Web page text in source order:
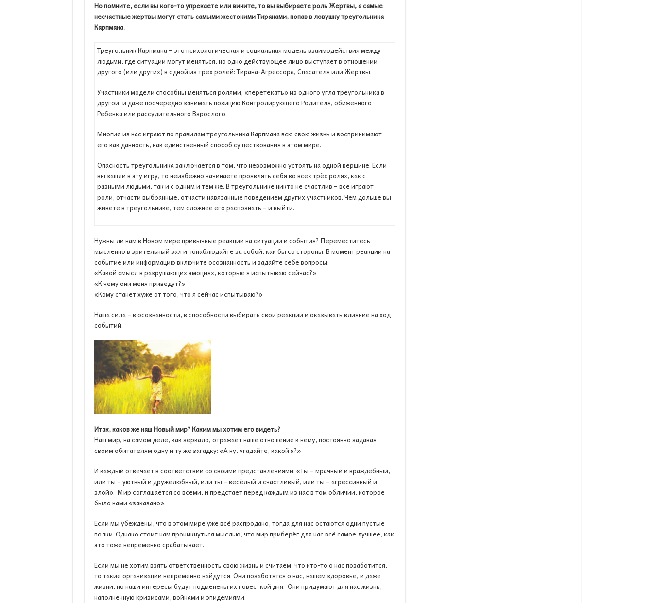
Но помните, если вы кого-то упрекаете или вините, то вы выбираете роль Жертвы, aсамые
несчастные жертвы могут стать самыми жестокими Тиранами, попав в ловушку треугольника
Карпмана.
Треугольник Карпмана – это психологическая и социальная модель взаимодействия между
людьми, где ситуации могут меняться, но одно действующее лицо выступает в отношении
другого (или других) в одной из трех ролей: Тирана-Агрессора, Спасателя или Жертвы.
Участники модели способны меняться ролями, «перетекать» из одного угла треугольника в
другой, и даже поочерёдно занимать позицию Контролирующего Родителя, обиженного
Ребенка или рассудительного Взрослого.
Многие из нас играют по правилам треугольника Карпмана всю свою жизнь и воспринимают
его как данность, как единственный способ существования в этом мире.
Опасность треугольника заключается в том, что невозможно устоять на одной вершине. Если
вы зашли в эту игру, то неизбежно начинаете проявлять себя во всех трёх ролях, как с
разными людьми, так и с одним и тем же. В треугольнике никто не счастлив – все играют
роли, отчасти выбранные, отчасти навязанные поведением других участников. Чем дольше вы
живете в треугольнике, тем сложнее его распознать – и выйти.
Нужны ли нам в Новом мире привычные реакции на ситуации и события? Переместитесь
мысленно в зрительный зал и понаблюдайте за собой, как бы со стороны. В момент реакции на
событие или информацию включите осознанность и задайте себе вопросы:
«Какой смысл в разрушающих эмоциях, которые я испытываю сейчас?»
«К чему они меня приведут?»
«Кому станет хуже от того, что я сейчас испытываю?»
Наша сила – в осознанности, в способности выбирать свои реакции и оказывать влияние на ход
событий.
Итак, каков же наш Новый мир? Каким мы хотим его видеть?
Наш мир, на самом деле, как зеркало, отражает наше отношение к нему, постоянно задавая
своим обитателям одну и ту же загадку: «А ну, угадайте, какой я?»
И каждый отвечает в соответствии со своими представлениями: «Ты – мрачный и враждебный,
или ты – уютный и дружелюбный, или ты – весёлый и счастливый, или ты – агрессивный и
злой». Мир соглашается со всеми, и предстает перед каждым из нас в том обличии, которое
было нами «заказано».
Если мы убеждены, что в этом мире уже всё распродано, тогда для нас остаются одни пустые
полки. Однако стоит нам проникнуться мыслью, что мир приберёг для нас всё самое лучшее, как
это тоже непременно срабатывает.
Если мы не хотим взять ответственность свою жизнь и считаем, что кто-то о нас позаботится,
то такие организации непременно найдутся. Они позаботятся о нас, нашем здоровье, и даже
жизни, но наши интересы будут подменены их повесткой дня. Они придумают для нас жизнь,
наполненную кризисами, войнами и эпидемиями.